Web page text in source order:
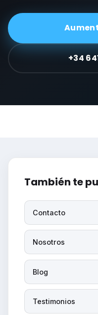
+34
También te
Contacto
Nosotros
Blog
Testimonios